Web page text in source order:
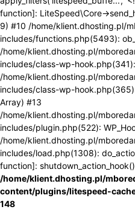
function]: LiteSpeed\Core-
9) #10 /home/klient.dhosting.pl/
includes/functions.php(5493):
/home/klient.dhosting.pl/
includes/class-wp-
/home/klient.dhosting.pl/
includes/class-wp-
Array) #13
/home/klient.dhosting.pl/
includes/plugin.php(522):
/home/klient.dhosting.pl/
includes/load.php(1308):
function]:
/home/klient.dhosting.pl/
content/plugins/litespeed-
148